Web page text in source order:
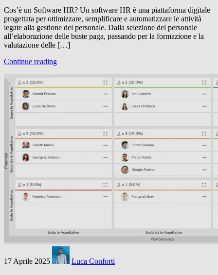
Cos’è un Software HR? Un software HR è una piattaforma digitale
progettata per ottimizzare, semplificare e automatizzare le attività
legate alla gestione del personale. Dalla selezione del personale
all’elaborazione delle buste paga, passando per la formazione e la
valutazione delle […]
Continue reading
17 Aprile 2025 Luca Conforti